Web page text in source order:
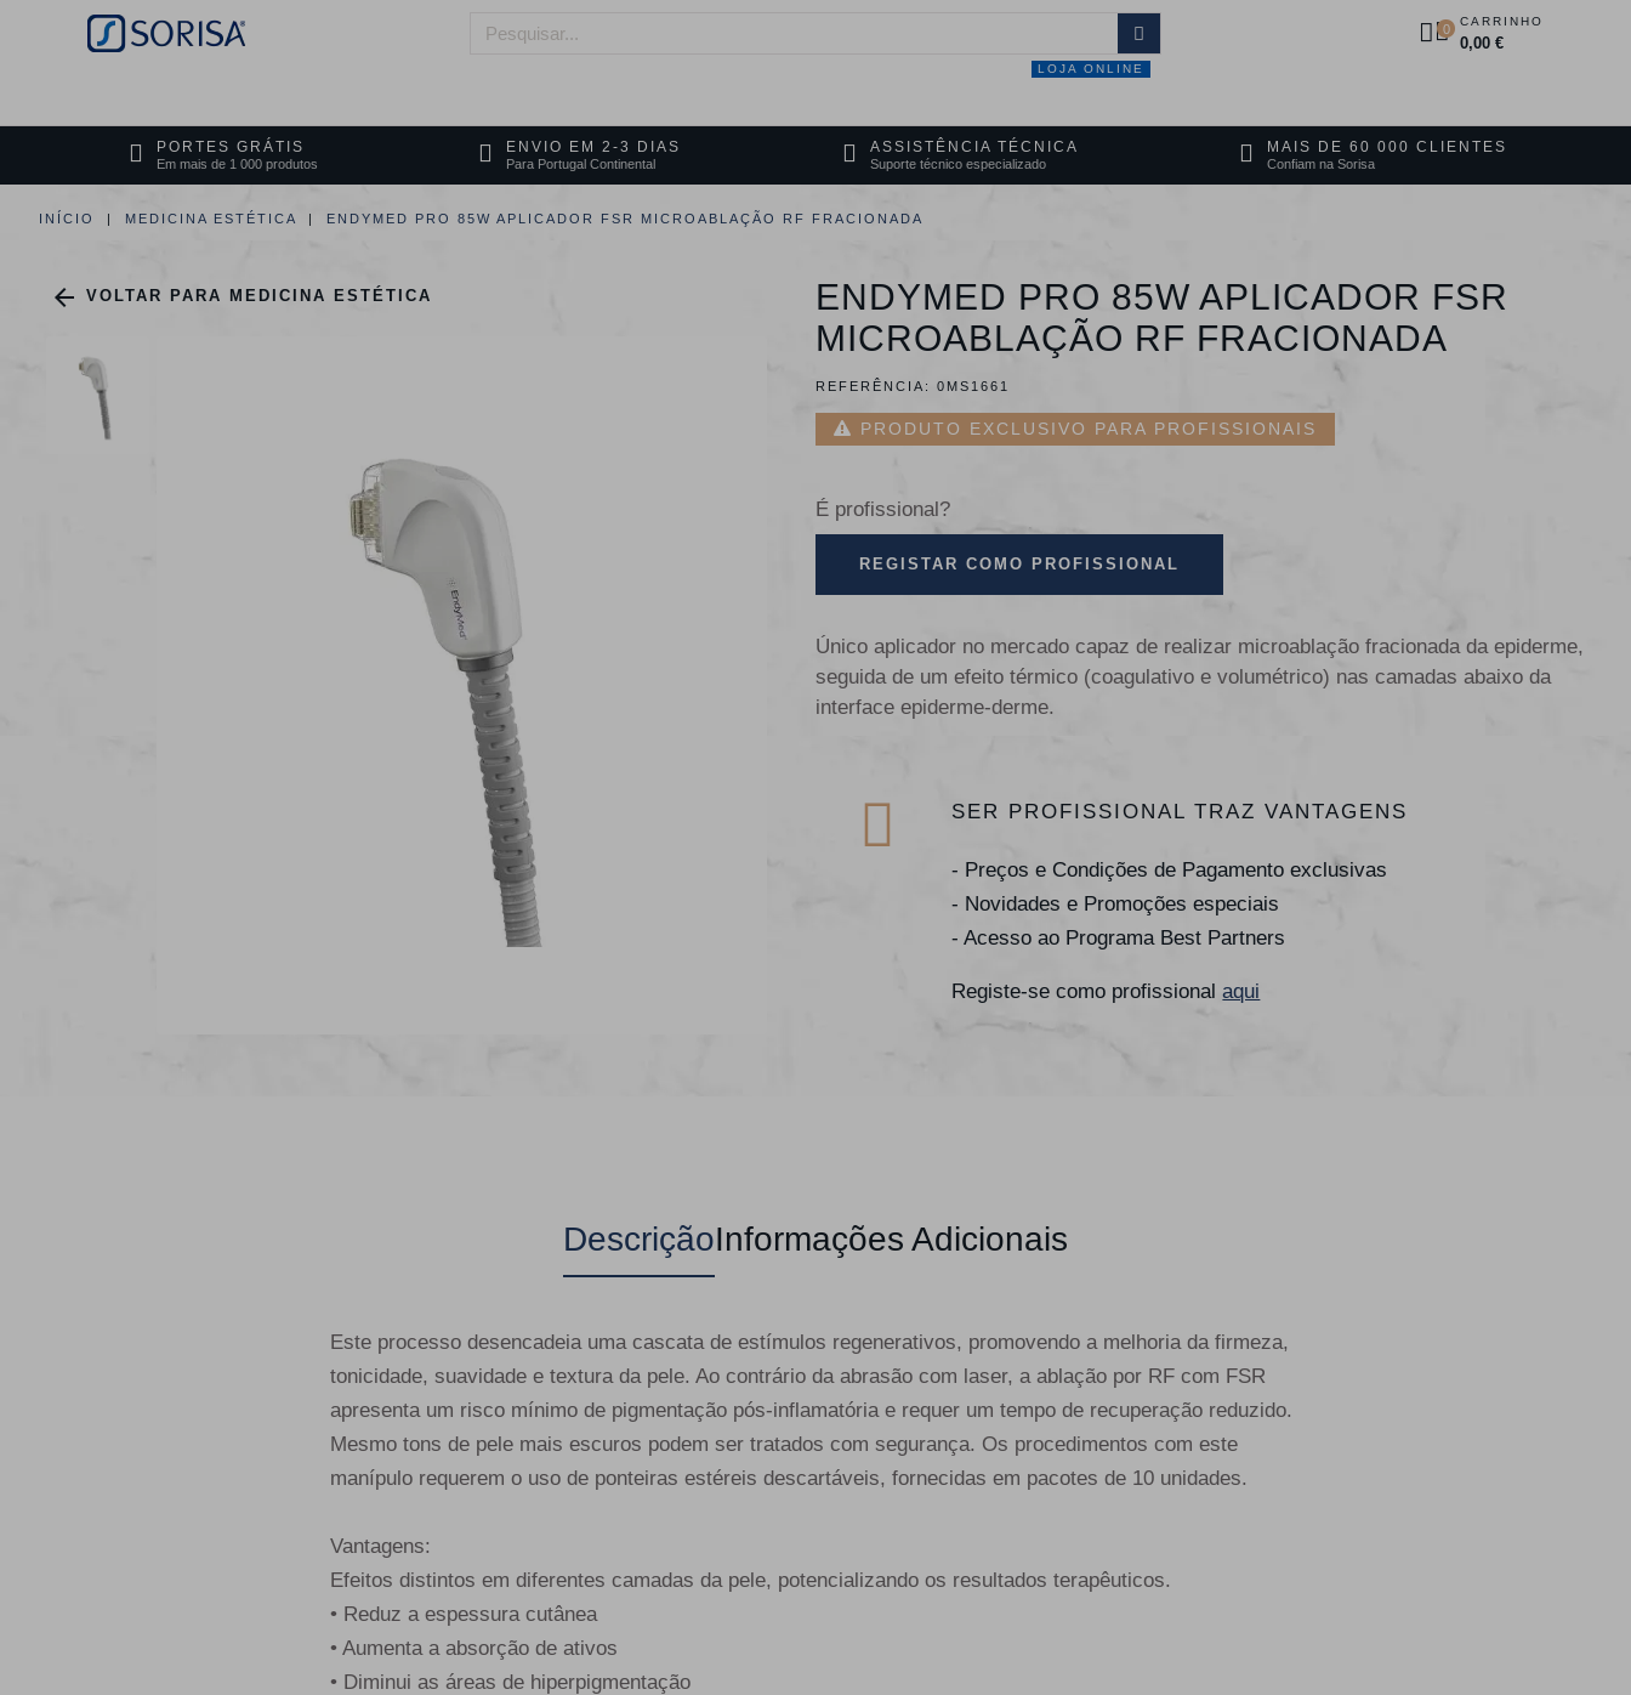
0 CARRINHO
0,00 €
LOJA ONLINE
PORTES GRÁTIS
Em mais de 1 000 produtos
ENVIO EM 2-3 DIAS
Para Portugal Continental
ASSISTÊNCIA TÉCNICA
Suporte técnico especializado
MAIS DE 60 000 CLIENTES
Confiam na Sorisa
INÍCIO MEDICINA ESTÉTICA ENDYMED PRO 85W APLICADOR FSR MICROABLAÇÃO RF FRACIONADA
 VOLTAR PARA MEDICINA ESTÉTICA
ENDYMED PRO 85W APLICADOR FSR
MICROABLAÇÃO RF FRACIONADA
REFERÊNCIA: 0MS1661
PRODUTO EXCLUSIVO PARA PROFISSIONAIS
É profissional?
REGISTAR COMO PROFISSIONAL
Único aplicador no mercado capaz de realizar microablação fracionada da epiderme,
seguida de um efeito térmico (coagulativo e volumétrico) nas camadas abaixo da
interface epiderme-derme.
SER PROFISSIONAL TRAZ VANTAGENS
- Preços e Condições de Pagamento exclusivas
- Novidades e Promoções especiais
- Acesso ao Programa Best Partners
Registe-se como profissionalaqui
DescriçãoInformações Adicionais
Este processo desencadeia uma cascata de estímulos regenerativos, promovendo a melhoria da firmeza,
tonicidade, suavidade e textura da pele. Ao contrário da abrasão com laser, a ablação por RF com FSR
apresenta um risco mínimo de pigmentação pós-inflamatória e requer um tempo de recuperação reduzido.
Mesmo tons de pele mais escuros podem ser tratados com segurança. Os procedimentos com este
manípulo requerem o uso de ponteiras estéreis descartáveis, fornecidas em pacotes de 10 unidades.
Vantagens:
Efeitos distintos em diferentes camadas da pele, potencializando os resultados terapêuticos.
• Reduz a espessura cutânea
• Aumenta a absorção de ativos
• Diminui as áreas de hiperpigmentação